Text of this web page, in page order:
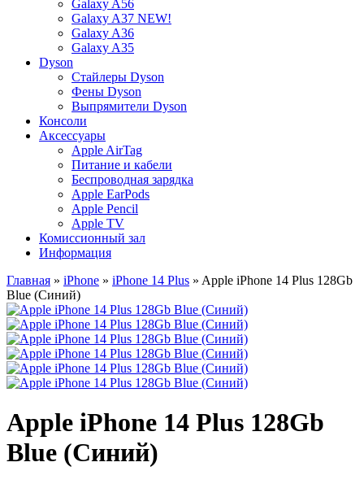
Galaxy A56
Galaxy A37 NEW!
Galaxy A36
Galaxy A35
Dyson
Стайлеры Dyson
Фены Dyson
Выпрямители Dyson
Консоли
Аксессуары
Apple AirTag
Питание и кабели
Беспроводная зарядка
Apple EarPods
Apple Pencil
Apple TV
Комиссионный зал
Информация
Главная » iPhone » iPhone 14 Plus » Apple iPhone 14 Plus 128Gb
Blue (Синий)
Apple iPhone 14 Plus 128Gb
Blue (Синий)